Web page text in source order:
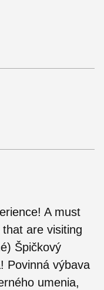
A must
are visiting
Špičkový
Povinná výbava
umenia,